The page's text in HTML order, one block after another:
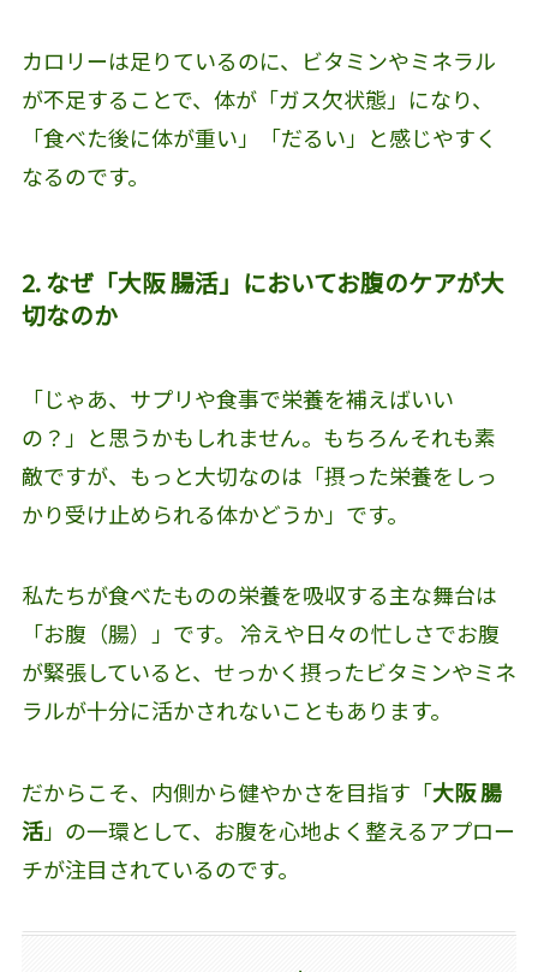
カロリーは足りているのに、ビタミンやミネラル
が不足することで、体が「ガス欠状態」になり、
「食べた後に体が重い」「だるい」と感じやすく
なるのです。
2. なぜ「大阪 腸活」においてお腹のケアが大
切なのか
「じゃあ、サプリや食事で栄養を補えばいい
の？」と思うかもしれません。もちろんそれも素
敵ですが、もっと大切なのは「摂った栄養をしっ
かり受け止められる体かどうか」です。
私たちが食べたものの栄養を吸収する主な舞台は
「お腹（腸）」です。 冷えや日々の忙しさでお腹
が緊張していると、せっかく摂ったビタミンやミネ
ラルが十分に活かされないこともあります。
だからこそ、内側から健やかさを目指す「大阪 腸
活」の一環として、お腹を心地よく整えるアプロー
チが注目されているのです。